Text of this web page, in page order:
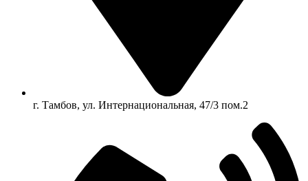
г. Тамбов, ул. Интернациональная, 47/3 пом.2